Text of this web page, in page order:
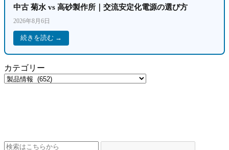
中古 菊水 vs 高砂製作所｜交流安定化電源の選び方
2026年8月6日
続きを読む →
カテゴリー